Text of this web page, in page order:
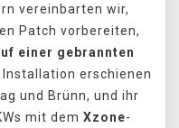
vereinbarten wir,
Patch vorbereiten,
einer gebrannten
erschienen
und Brünn, und ihr
mit dem Xzone-